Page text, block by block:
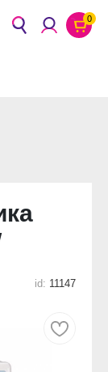
0
id: 11147